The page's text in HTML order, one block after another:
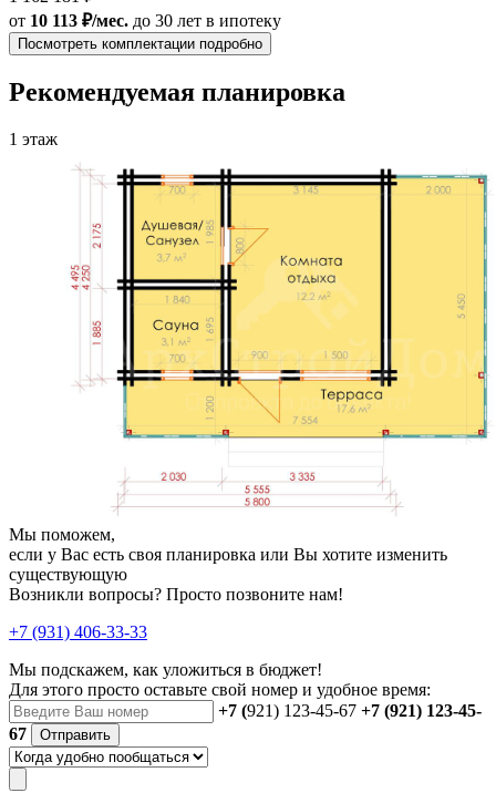
от 10 113 ₽/мес. до 30 лет в ипотеку
Посмотреть комплектации подробно
Рекомендуемая планировка
1 этаж
Мы поможем,
если у Вас есть своя планировка или Вы хотите изменить
существующую
Возникли вопросы? Просто позвоните нам!
+7 (931) 406-33-33
Мы подскажем, как уложиться в бюджет!
Для этого просто оставьте свой номер и удобное время:
+7 (921) 123-45-67 +7 (921) 123-45-
67
Отправить